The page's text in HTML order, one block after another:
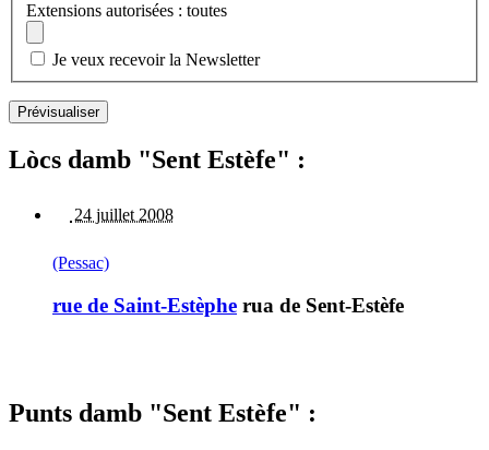
Extensions autorisées : toutes
Je veux recevoir la Newsletter
Lòcs damb "Sent Estèfe" :
24 juillet 2008
(Pessac)
rue de Saint-Estèphe rua de Sent-Estèfe
Punts damb "Sent Estèfe" :